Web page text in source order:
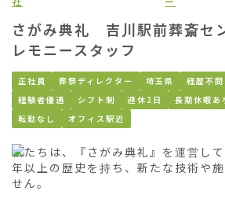
さがみ典礼 吉川駅前葬斎セ
レモニースタッフ
正社員 葬祭ディレクター 埼玉県 経歴不問
経験者優遇
シフト制 週休2日 長期休暇あ
転勤なし
オフィス駅近
私たちは、『さがみ典礼』を運営し
年以上の歴史を持ち、新たな技術や
せん。